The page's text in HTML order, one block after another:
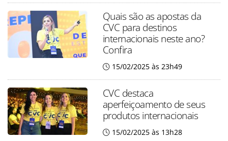
Quais são as apostas da
CVC para destinos
internacionais neste ano?
Confira
15/02/2025 às 23h49
CVC destaca
aperfeiçoamento de seus
produtos internacionais
15/02/2025 às 13h28